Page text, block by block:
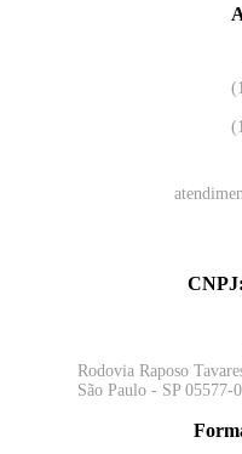
CNPJ:
Rodovia Raposo
São Paulo - SP 05577-